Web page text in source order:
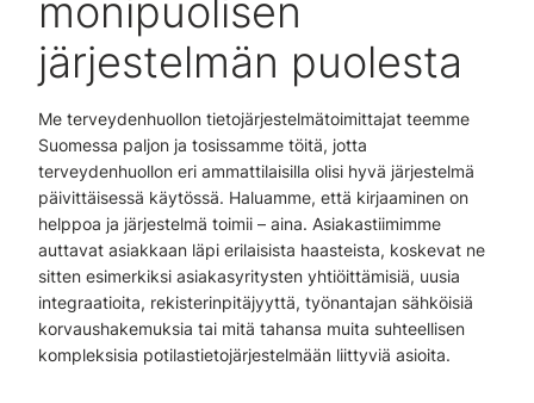
monipuolisen
järjestelmän puolesta
Me terveydenhuollon tietojärjestelmätoimittajat teemme
Suomessa paljon ja tosissamme töitä, jotta
terveydenhuollon eri ammattilaisilla olisi hyvä järjestelmä
päivittäisessä käytössä. Haluamme, että kirjaaminen on
helppoa ja järjestelmä toimii – aina. Asiakastiimimme
auttavat asiakkaan läpi erilaisista haasteista, koskevat ne
sitten esimerkiksi asiakasyritysten yhtiöittämisiä, uusia
integraatioita, rekisterinpitäjyyttä, työnantajan sähköisiä
korvaushakemuksia tai mitä tahansa muita suhteellisen
kompleksisia potilastietojärjestelmään liittyviä asioita.